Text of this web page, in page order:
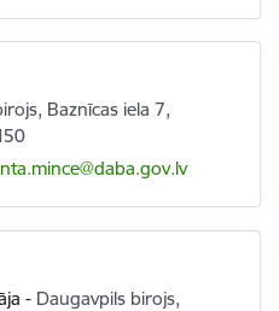
Baznīcas iela 7,
- Daugavpils birojs,